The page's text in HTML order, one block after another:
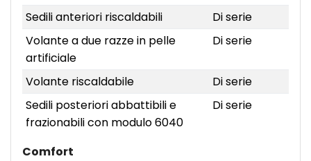
Sedili anteriori riscaldabili
Di serie
Volante a due razze in pelle
artificiale
Di serie
Volante riscaldabile
Di serie
Sedili posteriori abbattibili e
frazionabili con modulo 6040
Di serie
Comfort